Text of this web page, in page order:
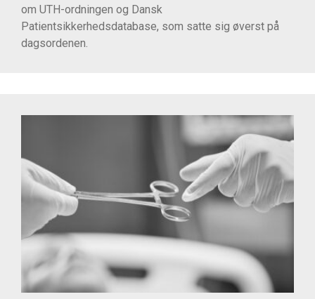
om UTH-ordningen og Dansk
Patientsikkerhedsdatabase, som satte sig øverst på
dagsordenen.